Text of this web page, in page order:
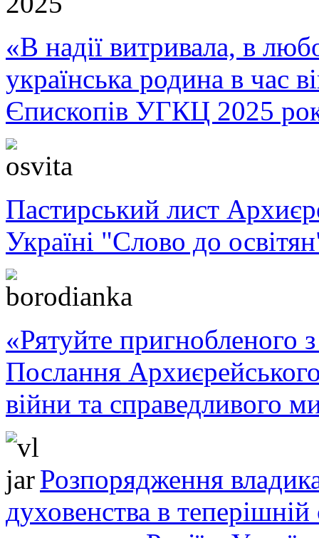
«В надії витривала, в
українська родина в час
Єпископів УГКЦ 2025
Пастирський лист
Україні "Слово до
«Рятуйте пригнобленого
Послання
війни та справедливого
Розпорядження
духовенства в теперішній